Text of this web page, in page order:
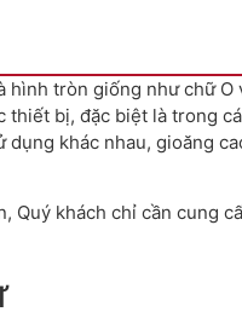
tròn giống như chữ
bị, đặc biệt là trong
khác nhau, gioăng
Quý khách chỉ cần cung